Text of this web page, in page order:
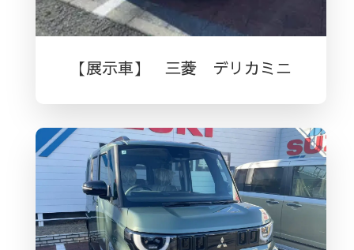
【展示車】 三菱 デリカミニ